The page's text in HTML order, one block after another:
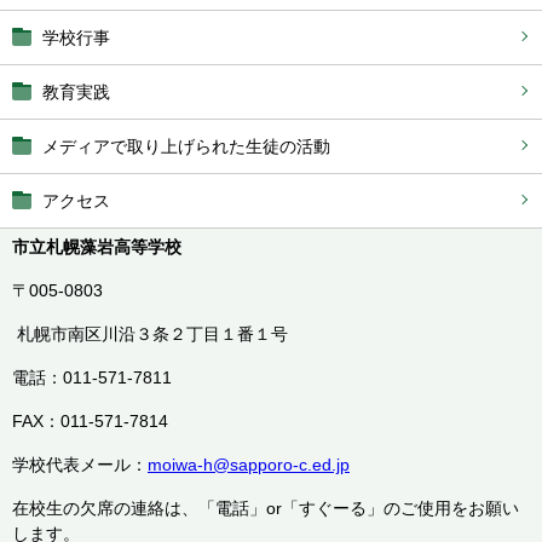
学校行事
教育実践
メディアで取り上げられた生徒の活動
アクセス
市立札幌藻岩高等学校
〒005-0803
札幌市南区川沿３条２丁目１番１号
電話：011-571-7811
FAX：011-571-7814
学校代表メール： moiwa-h@sapporo-c.ed.jp
在校生の欠席の連絡は、「電話」or「すぐーる」のご使用をお願い
します。